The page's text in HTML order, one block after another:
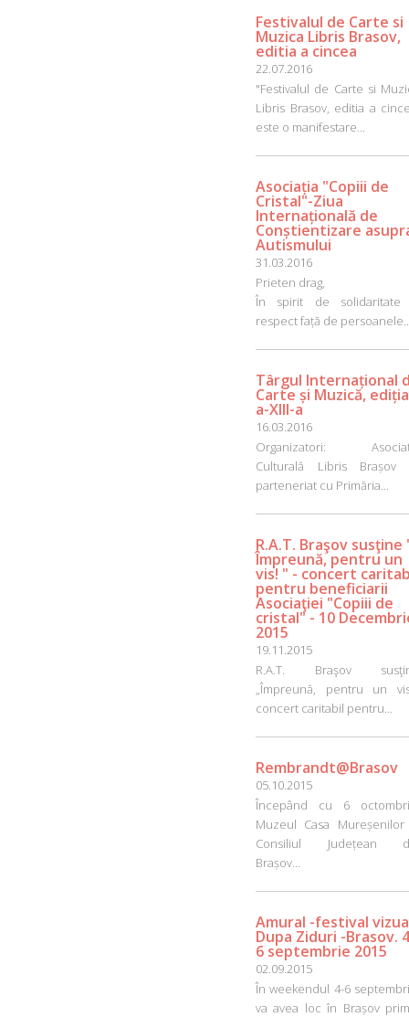
Festivalul de Carte si
Muzica Libris Brasov,
editia a cincea
22.07.2016
"Festivalul de Carte si
Libris Brasov, editia a
este o manifestare...
Asociația "Copiii de
Cristal"-Ziua
Internațională de
Conștientizare
Autismului
31.03.2016
Prieten drag,
În spirit de solidaritate
respect față de
Târgul Internațional
Carte și Muzică, ediția
a-XIII-a
16.03.2016
Organizatori:
Culturală Libris Brașov
parteneriat cu Primăria...
R.A.T. Braşov susţine
Împreună, pentru un
vis! " - concert
pentru beneficiarii
Asociaţiei "Copiii de
cristal" - 10
2015
19.11.2015
R.A.T. Braşov
„Împreună, pentru un
concert caritabil pentru...
Rembrandt@Brasov
05.10.2015
Începând cu 6
Muzeul Casa
Consiliul Județean
Brașov...
Amural -festival
Dupa Ziduri -Brasov.
6 septembrie 2015
02.09.2015
În weekendul 4-6
va avea loc în Brașov